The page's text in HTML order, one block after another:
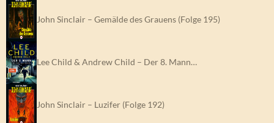
John Sinclair – Gemälde des Grauens (Folge 195)
Lee Child & Andrew Child – Der 8. Mann…
John Sinclair – Luzifer (Folge 192)